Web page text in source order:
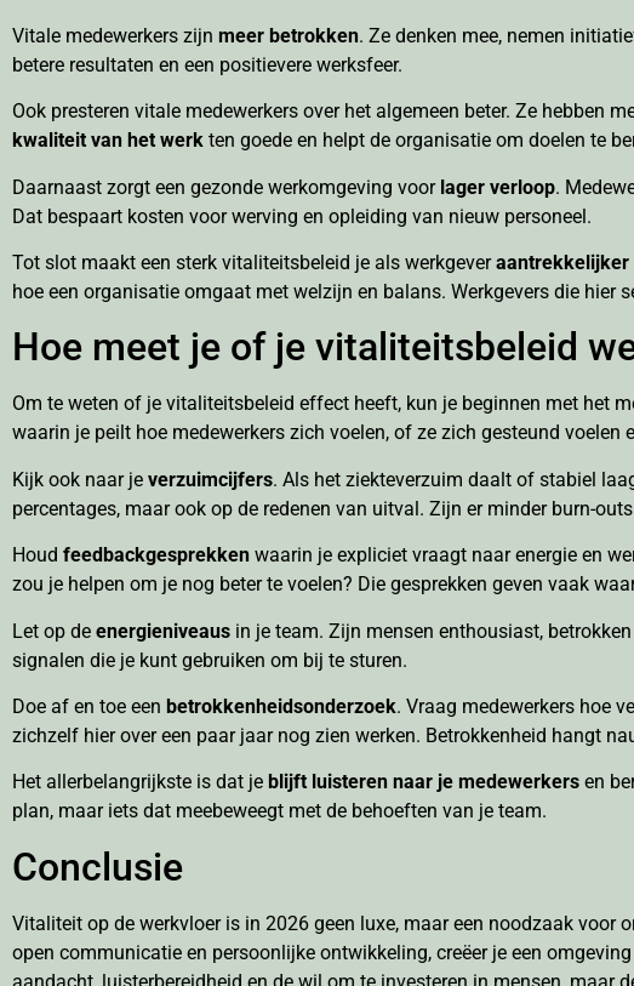
Vitale medewerkers zijn meer betrokken. Ze denken mee, nemen
betere resultaten en een positievere werksfeer.
Ook presteren vitale medewerkers over het algemeen beter. Ze hebben
kwaliteit van het werk ten goede en helpt de organisatie om doelen te
Daarnaast zorgt een gezonde werkomgeving voor lager verloop.
Dat bespaart kosten voor werving en opleiding van nieuw personeel.
Tot slot maakt een sterk vitaliteitsbeleid je als werkgeveraantrekkelijker
hoe een organisatie omgaat met welzijn en balans. Werkgevers die hier
Hoe meet je of je vitaliteitsbeleid
Om te weten of je vitaliteitsbeleid effect heeft, kun je beginnen met het
waarin je peilt hoe medewerkers zich voelen, of ze zich gesteund
Kijk ook naar je verzuimcijfers. Als het ziekteverzuim daalt of stabiel
percentages, maar ook op de redenen van uitval. Zijn er minder burn-
Houd feedbackgesprekken waarin je expliciet vraagt naar energie en
zou je helpen om je nog beter te voelen? Die gesprekken geven vaak
Let op de energieniveaus in je team. Zijn mensen enthousiast,
signalen die je kunt gebruiken om bij te sturen.
Doe af en toe een betrokkenheidsonderzoek. Vraag medewerkers hoe
zichzelf hier over een paar jaar nog zien werken. Betrokkenheid hangt
Het allerbelangrijkste is dat je blijft luisteren naar je medewerkers en
plan, maar iets dat meebeweegt met de behoeften van je team.
Conclusie
Vitaliteit op de werkvloer is in 2026 geen luxe, maar een noodzaak
open communicatie en persoonlijke ontwikkeling, creëer je een